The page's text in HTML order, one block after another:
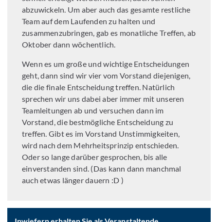
abzuwickeln. Um aber auch das gesamte restliche
Team auf dem Laufenden zu halten und
zusammenzubringen, gab es monatliche Treffen, ab
Oktober dann wöchentlich.
Wenn es um große und wichtige Entscheidungen
geht, dann sind wir vier vom Vorstand diejenigen,
die die finale Entscheidung treffen. Natürlich
sprechen wir uns dabei aber immer mit unseren
Teamleitungen ab und versuchen dann im
Vorstand, die bestmögliche Entscheidung zu
treffen. Gibt es im Vorstand Unstimmigkeiten,
wird nach dem Mehrheitsprinzip entschieden.
Oder so lange darüber gesprochen, bis alle
einverstanden sind. (Das kann dann manchmal
auch etwas länger dauern :D )